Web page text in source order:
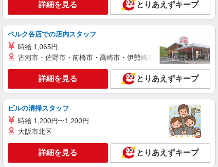
キープ 詳細を見る
パート
株式会社とりせん
スーパーマーケットの店内スタッフ（惣菜部
門）
時給1,074円〜 午前8時前 及び 午後5時以降は
時給UPアリ！！ 日曜・祝日、お盆、年末はさら
に時給＋100円
とりせん下館店 茨城県筑西市玉戸1018-35
キープ 詳細を見る
嘱託
株式会社とりせん
精肉技能経験者
詳細を見る とりあえずキープ
ベルク各店での店内スタッフ
時給 1,065円
古河市・佐野市・前橋市・高崎市・伊勢崎市・太田市・館林市
詳細を見る とりあえずキープ
ビルの清掃スタッフ
時給 1,200円〜1,200円
大阪市北区
詳細を見る とりあえずキープ